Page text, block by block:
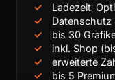
Ladezeit-
Datenschutz
bis 30
inkl. Shop
erweiterte
bis 5